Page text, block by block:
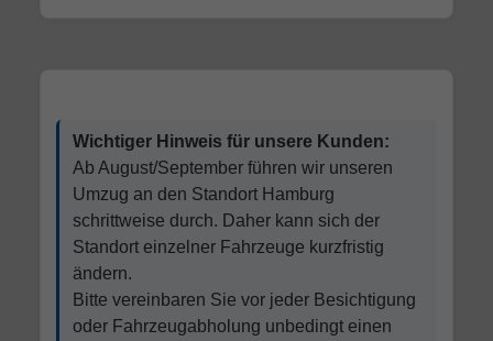
Wichtiger Hinweis für unsere Kunden:
Ab August/September führen wir unseren
Umzug an den Standort Hamburg
schrittweise durch. Daher kann sich der
Standort einzelner Fahrzeuge kurzfristig
ändern.
Bitte vereinbaren Sie vor jeder Besichtigung
oder Fahrzeugabholung unbedingt einen